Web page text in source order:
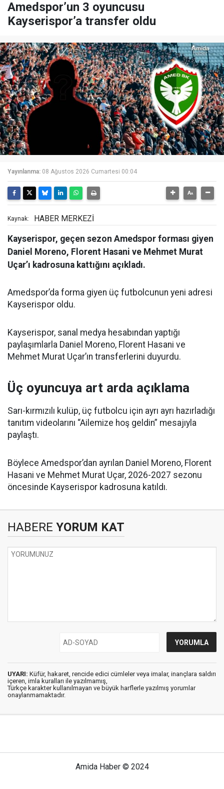
Amedspor’un 3 oyuncusu
Kayserispor’a transfer oldu
Yayınlanma: 08 Ağustos 2026 Cumartesi 00:04
Kaynak: HABER MERKEZİ
Kayserispor, geçen sezon Amedspor forması giyen
Daniel Moreno, Florent Hasani ve Mehmet Murat
Uçar’ı kadrosuna kattığını açıkladı.
Amedspor’da forma giyen üç futbolcunun yeni adresi
Kayserispor oldu.
Kayserispor, sanal medya hesabından yaptığı
paylaşımlarla Daniel Moreno, Florent Hasani ve
Mehmet Murat Uçar’ın transferlerini duyurdu.
Üç oyuncuya art arda açıklama
Sarı-kırmızılı kulüp, üç futbolcu için ayrı ayrı hazırladığı
tanıtım videolarını “Ailemize hoş geldin” mesajıyla
paylaştı.
Böylece Amedspor’dan ayrılan Daniel Moreno, Florent
Hasani ve Mehmet Murat Uçar, 2026-2027 sezonu
öncesinde Kayserispor kadrosuna katıldı.
HABERE YORUM KAT
UYARI: Küfür, hakaret, rencide edici cümleler veya imalar, inançlara saldırı
içeren, imla kuralları ile yazılmamış,
Türkçe karakter kullanılmayan ve büyük harflerle yazılmış yorumlar
onaylanmamaktadır.
Amida Haber © 2024